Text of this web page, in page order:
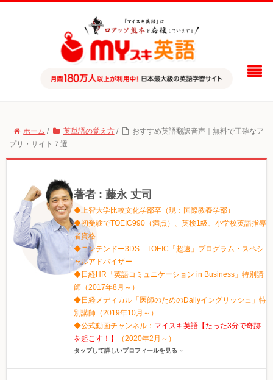
ホーム / 英単語の覚え方 /
おすすめ英語翻訳音声｜無料で正確なア
プリ・サイト７選
著者 : 藤永 丈司
◆上智大学比較文化学部卒（現：国際教養学部）
◆初受験でTOEIC990（満点）、英検1級、小学校英語指導
者資格
◆ニンテンドー3DS TOEIC「超速」プログラム・スペシ
ャルアドバイザー
◆日経HR「英語コミュニケーション in Business」特別講
師（2017年8月～）
◆日経メディカル「医師のためのDailyイングリッシュ」特
別講師（2019年10月～）
◆公式動画チャンネル： マイスキ英語【たった3分で奇跡
を起こす！】
（2020年2月～）
タップして詳しいプロフィールを見る